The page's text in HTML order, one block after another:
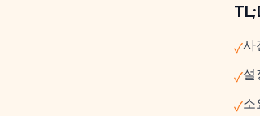
✓사
✓설
✓소